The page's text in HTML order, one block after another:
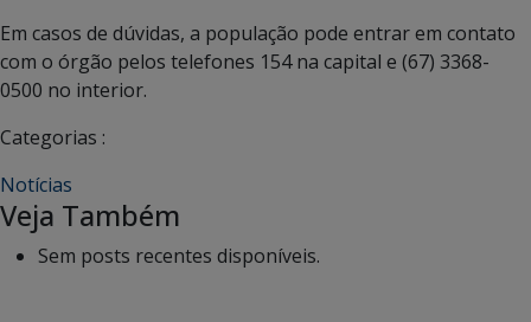
Em casos de dúvidas, a população pode entrar em contato
com o órgão pelos telefones 154 na capital e (67) 3368-
0500 no interior.
Categorias :
Notícias
Veja Também
Sem posts recentes disponíveis.